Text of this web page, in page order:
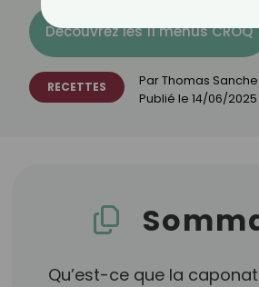
Découvrez les 11 menus CROQ
RECETTES ParThomas
Publié le 14/06/2025
Qu’est-ce que la